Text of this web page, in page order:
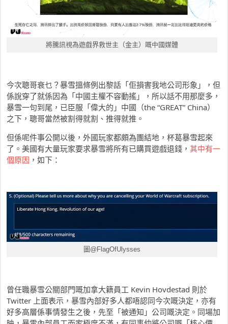
將騰訊視為遊戲界救世主（金主）嘅中國媒體
今次聰哥衰乜？暴雪搵條例出黎話「佢損害我地公司形象」，但
係說穿了就係因為「中國主權不容動搖」，所以話不用那麼多，
暴雪一句到尾，已臣服「偉大的」中國（the “GREAT” China）
之下，聰哥當然被割得就割、推得就推。
但係呢件事公開以後，外國玩家都頗為團結地，杯葛暴雪起來
了。美國有大量玩家要求暴雪將所有已購買遊戲退錢， 其中有一
個原因 ，如下：
圖@FlagOfUlysses
曾任職暴雪公關部門嘅加拿大籍員工 Kevin Hovdestad 則於
Twitter 上面表示，暴雪內部好多人都唔認同今次嘅決定，亦有
好多高層係事情發生之後，先至「被通知」公司嘅決定。同場加